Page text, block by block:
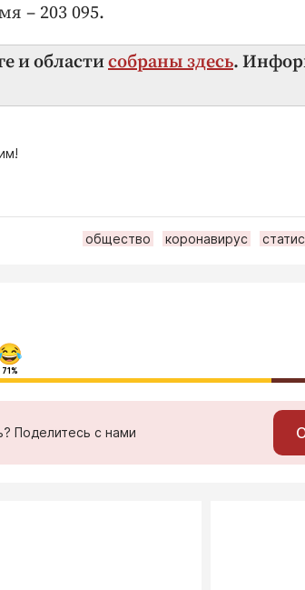
– 203 095.
и областисобраны здесь.
общество коронавирус
71%
Поделитесь с нами